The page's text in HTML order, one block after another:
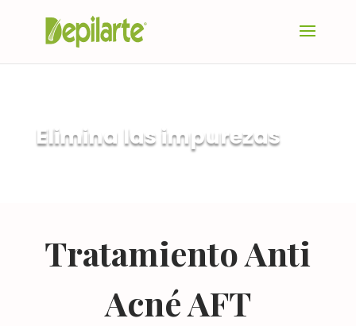
Elimina las impurezas
Tratamiento Anti
Acné AFT